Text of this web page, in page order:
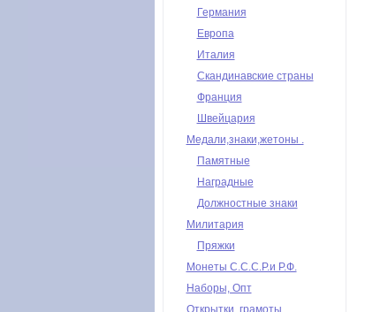
Германия
Европа
Италия
Скандинавские страны
Франция
Швейцария
Медали,знаки,жетоны .
Памятные
Наградные
Должностные знаки
Милитария
Пряжки
Монеты С.С.С.Р.и Р.Ф.
Наборы, Опт
Открытки, грамоты,